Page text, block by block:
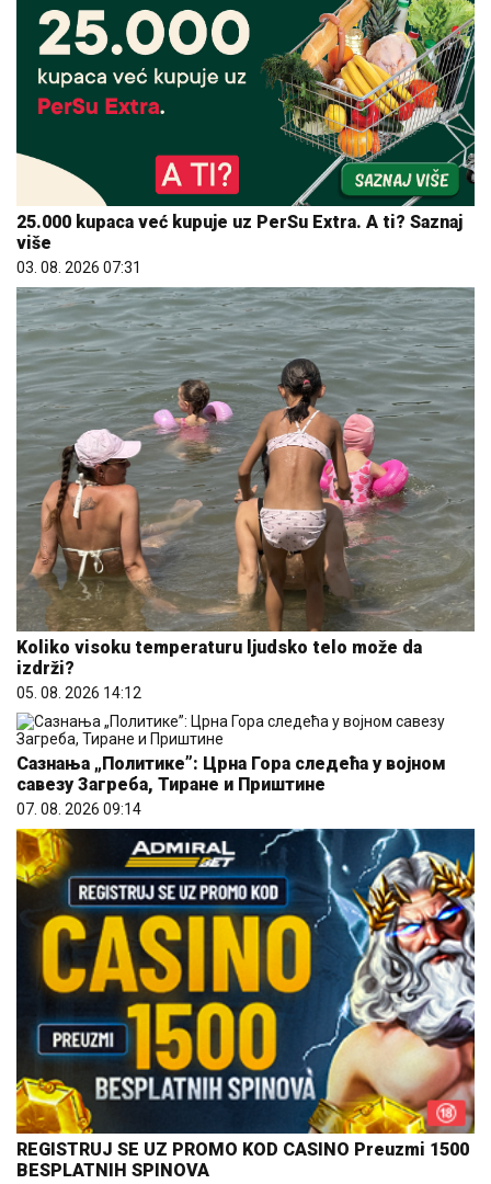
25.000 kupaca već kupuje uz PerSu Extra. A ti? Saznaj
više
03. 08. 2026 07:31
Koliko visoku temperaturu ljudsko telo može da
izdrži?
05. 08. 2026 14:12
Сазнања „Политике”: Црна Гора следећа у војном
савезу Загреба, Тиране и Приштине
07. 08. 2026 09:14
REGISTRUJ SE UZ PROMO KOD CASINO Preuzmi 1500
BESPLATNIH SPINOVA